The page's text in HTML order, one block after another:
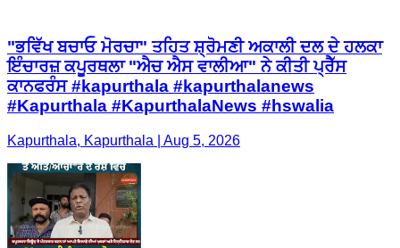
"ਭਵਿੱਖ ਬਚਾਓ ਮੋਰਚਾ" ਤਹਿਤ ਸ਼੍ਰੋਮਣੀ ਅਕਾਲੀ ਦਲ ਦੇ ਹਲਕਾ
ਇੰਚਾਰਜ਼ ਕਪੂਰਥਲਾ "ਐਚ ਐਸ ਵਾਲੀਆ" ਨੇ ਕੀਤੀ ਪ੍ਰੈੱਸ
ਕਾਨਫਰੰਸ #kapurthala #kapurthalanews
#Kapurthala #KapurthalaNews #hswalia
Kapurthala, Kapurthala | Aug 5, 2026